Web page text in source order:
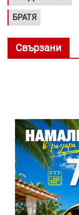
БРАТЯ
Свързани